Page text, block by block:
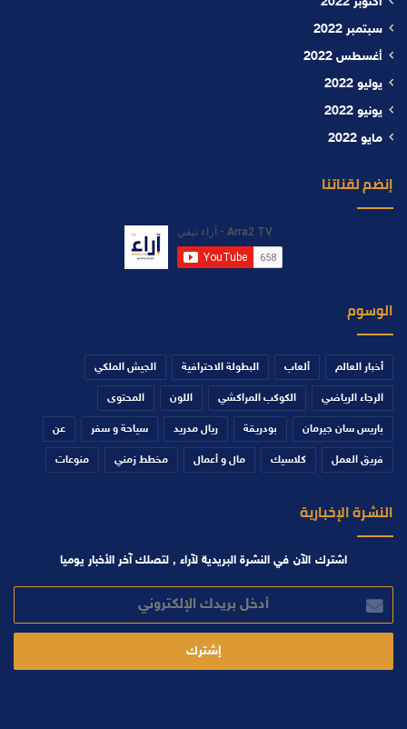
سبتمبر 2022
أغسطس 2022
يوليو 2022
يونيو 2022
مايو 2022
إنضم لقناتنا
الوسوم
أخبار العالم ألعاب البطولة الاحترافية الجيش الملكي
الرجاء الرياضي الكوكب المراكشي اللون المحتوى
باريس سان جيرمان بودريقة ريال مدريد سياحة و سفر عن
فريق العمل كلاسيك مال و أعمال مخطط زمني منوعات
النشرة الإخبارية
اشترك الآن في النشرة البريدية لآراء , لتصلك آخر الأخبار يوميا
بريدك
الإلكتروني